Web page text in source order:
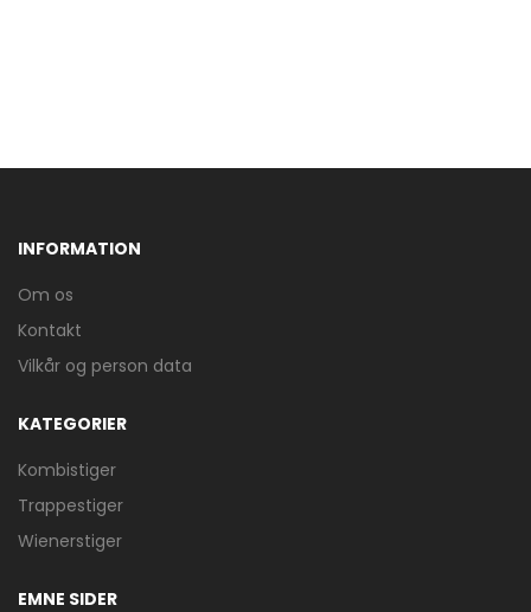
INFORMATION
Om os
Kontakt
Vilkår og person data
KATEGORIER
Kombistiger
Trappestiger
Wienerstiger
EMNE SIDER